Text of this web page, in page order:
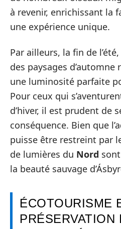
à revenir, enrichissant la
une expérience unique.
Par ailleurs, la fin de
des paysages d’automne
une luminosité parfaite
Pour ceux qui
d’hiver, il est prudent de
conséquence. Bien que
puisse être restreint par
de lumières du Nord
la beauté sauvage
ÉCOTOURISME
PRÉSERVATION